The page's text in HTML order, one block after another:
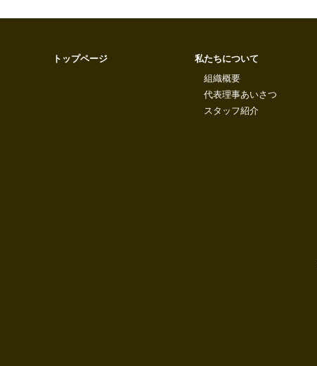
トップページ
私たちについて
組織概要
代表理事あいさつ
スタッフ紹介